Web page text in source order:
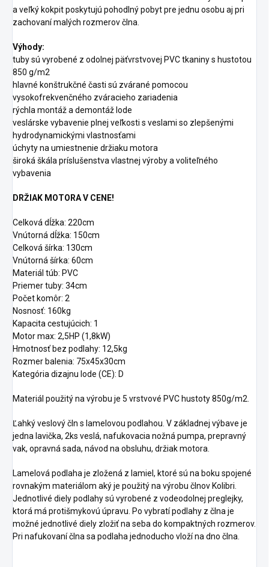
a veľký kokpit poskytujú pohodlný pobyt pre jednu osobu aj pri
zachovaní malých rozmerov člna.
Výhody:
tuby sú vyrobené z odolnej päťvrstvovej PVC tkaniny s hustotou
850 g/m2
hlavné konštrukčné časti sú zvárané pomocou
vysokofrekvenčného zváracieho zariadenia
rýchla montáž a demontáž lode
veslárske vybavenie plnej veľkosti s veslami so zlepšenými
hydrodynamickými vlastnosťami
úchyty na umiestnenie držiaku motora
široká škála príslušenstva vlastnej výroby a voliteľného
vybavenia
DRŽIAK MOTORA V CENE!
Celková dĺžka: 220cm
Vnútorná dĺžka: 150cm
Celková šírka: 130cm
Vnútorná šírka: 60cm
Materiál túb: PVC
Priemer tuby: 34cm
Počet komôr: 2
Nosnosť: 160kg
Kapacita cestujúcich: 1
Motor max: 2,5HP (1,8kW)
Hmotnosť bez podlahy: 12,5kg
Rozmer balenia: 75x45x30cm
Kategória dizajnu lode (CE): D
Materiál použitý na výrobu je 5 vrstvové PVC hustoty 850g/m2.
Ľahký veslový čln s lamelovou podlahou. V základnej výbave je
jedna lavička, 2ks veslá, nafukovacia nožná pumpa, prepravný
vak, opravná sada, návod na obsluhu, držiak motora.
Lamelová podlaha je zložená z lamiel, ktoré sú na boku spojené
rovnakým materiálom aký je použitý na výrobu člnov Kolibri.
Jednotlivé diely podlahy sú vyrobené z vodeodolnej preglejky,
ktorá má protišmykovú úpravu. Po vybratí podlahy z člna je
možné jednotlivé diely zložiť na seba do kompaktných rozmerov.
Pri nafukovaní člna sa podlaha jednoducho vloží na dno člna.